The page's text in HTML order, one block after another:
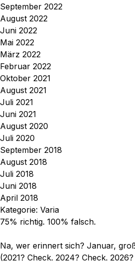
September 2022
August 2022
Juni 2022
Mai 2022
März 2022
Februar 2022
Oktober 2021
August 2021
Juli 2021
Juni 2021
August 2020
Juli 2020
September 2018
August 2018
Juli 2018
Juni 2018
April 2018
Kategorie: Varia
75% richtig. 100% falsch.
Na, wer erinnert sich? Januar,
(2021? Check. 2024? Check.